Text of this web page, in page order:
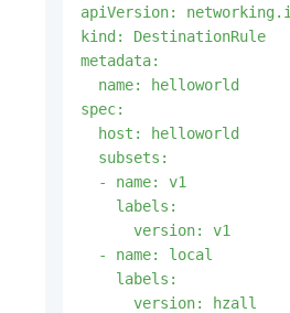
apiVersion:
kind: DestinationRule
metadata:
  name: helloworld
spec:
  host: helloworld
  subsets:
  - name: v1
    labels:
      version: v1
  - name: local
    labels:
      version: hzall